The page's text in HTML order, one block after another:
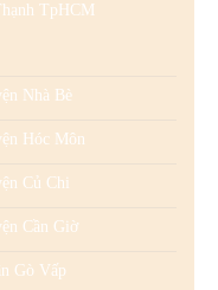
TpHCM
Nhà Bè
Hóc Môn
Củ Chi
Cần Giờ
Gò Vấp